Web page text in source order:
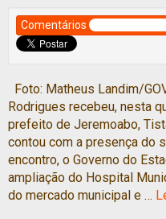
Comentários
Foto: Matheus Landim/
Rodrigues recebeu, nesta
prefeito de Jeremoabo,
contou com a presença do
encontro, o Governo do
ampliação do Hospital
do mercado municipal e …